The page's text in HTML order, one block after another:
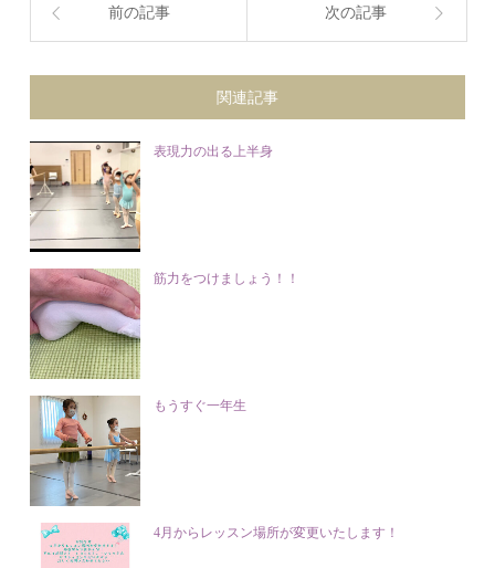
前の記事 次の記事
関連記事
表現力の出る上半身
筋力をつけましょう！！
もうすぐ一年生
4月からレッスン場所が変更いたします！